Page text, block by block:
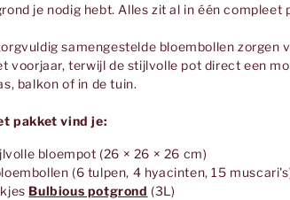
je nodig hebt. Alles zit al in één compleet
samengestelde bloembollen zorgen
voorjaar, terwijl de stijlvolle pot direct een
balkon of in de tuin.
pakket vind je:
bloempot (26 × 26 × 26 cm)
(6 tulpen, 4 hyacinten, 15
Bulbious potgrond (3L)